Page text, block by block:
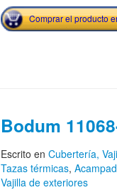
Comprar el producto
Bodum
Escrito en Cubertería,
Tazas térmicas,
Vajilla de exteriores